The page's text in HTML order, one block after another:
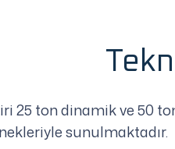
25 ton dinamik ve 50
sunulmaktadır.